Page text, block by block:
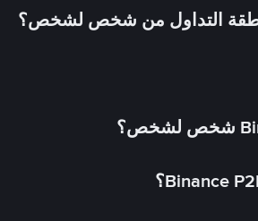
التداول من شخص لشخص؟